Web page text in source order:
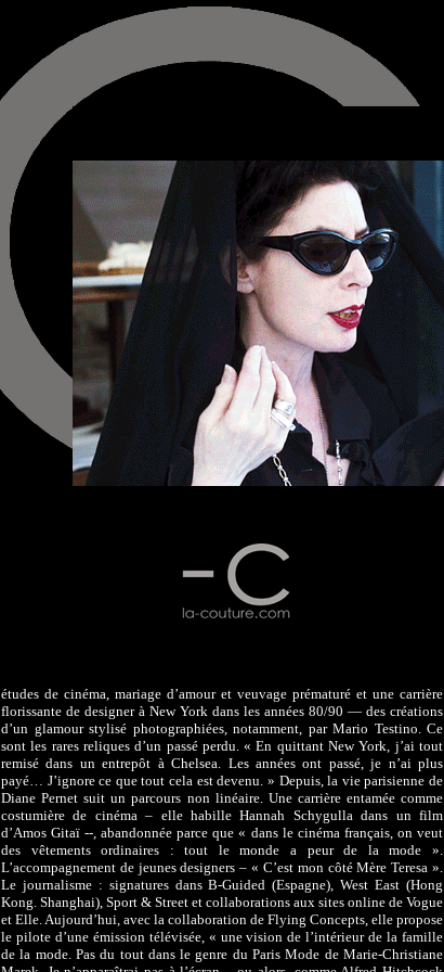
études de cinéma, mariage d’amour et veuvage prématuré et une carrière
florissante de designer à New York dans les années 80/90 — des créations
d’un glamour stylisé photographiées, notamment, par Mario Testino. Ce
sont les rares reliques d’un passé perdu. « En quittant New York, j’ai tout
remisé dans un entrepôt à Chelsea. Les années ont passé, je n’ai plus
payé… J’ignore ce que tout cela est devenu. » Depuis, la vie parisienne de
Diane Pernet suit un parcours non linéaire. Une carrière entamée comme
costumière de cinéma – elle habille Hannah Schygulla dans un film
d’Amos Gitaï --, abandonnée parce que « dans le cinéma français, on veut
des vêtements ordinaires : tout le monde a peur de la mode ».
L’accompagnement de jeunes designers – « C’est mon côté Mère Teresa ».
Le journalisme : signatures dans B-Guided (Espagne), West East (Hong
Kong. Shanghai), Sport & Street et collaborations aux sites online de Vogue
et Elle. Aujourd’hui, avec la collaboration de Flying Concepts, elle propose
le pilote d’une émission télévisée, « une vision de l’intérieur de la famille
de la mode. Pas du tout dans le genre du Paris Mode de Marie-Christiane